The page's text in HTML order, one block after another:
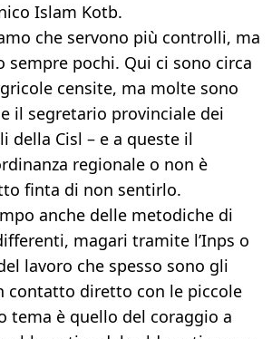
Islam Kotb.
che servono più controlli, ma
pochi. Qui ci sono circa
censite, ma molte sono
il segretario provinciale dei
della Cisl – e a queste il
regionale o non è
finta di non sentirlo.
anche delle metodiche di
magari tramite l’Inps o
lavoro che spesso sono gli
contatto diretto con le piccole
tema è quello del coraggio a